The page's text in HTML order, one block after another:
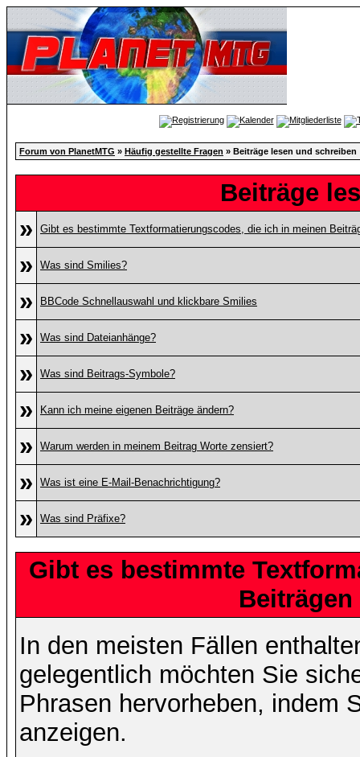
Forum von PlanetMTG » Häufig gestellte Fragen » Beiträge lesen und schreiben
Beiträge
»
Gibt es bestimmte Textformatierungscodes, die ich in meinen
» Was sind Smilies?
» BBCode Schnellauswahl und klickbare Smilies
» Was sind Dateianhänge?
» Was sind Beitrags-Symbole?
» Kann ich meine eigenen Beiträge ändern?
» Warum werden in meinem Beitrag Worte zensiert?
» Was ist eine E-Mail-Benachrichtigung?
» Was sind Präfixe?
Gibt es bestimmte
In den meisten Fällen
gelegentlich möchten Sie
Phrasen hervorheben, indem
anzeigen.